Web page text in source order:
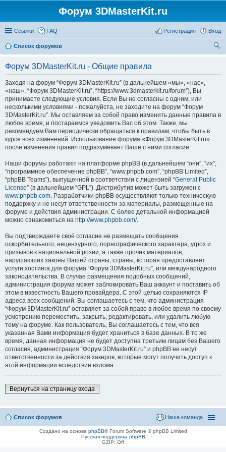
Форум 3DMasterKit.ru
Ссылки FAQ Вход
Регистрация
Список форумов
Форум 3DMasterKit.ru - Общие правила
Заходя на форум “Форум 3DMasterKit.ru” (в дальнейшем «мы», «нас»,
«наш», “Форум 3DMasterKit.ru”, “https://www.3dmasterkit.ru/forum”), Вы
принимаете следующие условия. Если Вы не согласны с одним, или
несколькими условиями - пожалуйста, не заходите на форум “Форум
3DMasterKit.ru”. Мы оставляем за собой право изменить данные правила в
любое время, и постараемся уведомить Вас об этом. Также, мы
рекомендуем Вам периодически обращаться к правилам, чтобы быть в
курсе всех изменений. Использование форума «Форум 3DMasterKit.ru»
после изменения правил подразумевает Ваше с ними согласие.
Наши форумы работают на платформе phpBB (в дальнейшем “они”, “их”,
“программное обеспечение phpBB”, “www.phpbb.com”, “phpBB Limited”,
“phpBB Teams”), выпущенной в соответствии с лицензией “General Public
License” (в дальнейшем “GPL”). Дистрибутив может быть загружен с
www.phpbb.com. Разработчики phpBB осуществляют только техническую
поддержку и не несут ответственности за материалы, размещенные на
форуме и действия администрации. С более детальной информацией
можно ознакомиться на http://www.phpbb.com/.
Вы подтверждаете своё согласие не размещать сообщения
оскорбительного, нецензурного, порнографического характера, угроз и
призывов к национальной розни, а также прочих материалов,
нарушаюших законы Вашей страны, страны, которая предоставляет
услуги хостинга для форума “Форум 3DMasterKit.ru”, или международного
законодательства. В случае размещения подобных сообщений,
администрация форума может заблокировать Ваш аккаунт и поставить об
этом в известность Вашего провайдера. С этой целью сохраняются IP
адреса всех сообщений. Вы соглашаетесь с тем, что администрация
“Форум 3DMasterKit.ru” оставляет за собой право в любое время по своему
усмотрению переместить, закрыть, редактировать, или удалить любую
тему на форуме. Как пользователь, Вы соглашаетесь с тем, что вся
указанная Вами информация будет храниться в базе данных. В то же
время, данная информация не будет доступна третьим лицам без Вашего
согласия, администрация “Форум 3DMasterKit.ru” и phpBB не несут
ответственности за действия хакеров, которые могут получить доступ к
этой информации вследствие взлома.
Вернуться на страницу входа
Список форумов Наша команда
Создано на основе phpBB® Forum Software © phpBB Limited
Русская поддержка phpBB
GZIP: Off